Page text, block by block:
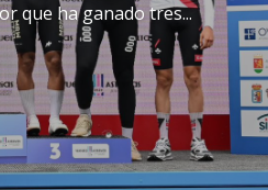
que ha ganado tres...